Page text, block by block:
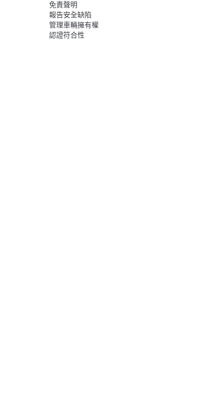
免責聲明
報告安全缺陷
管理車輛擁有權
認證符合性